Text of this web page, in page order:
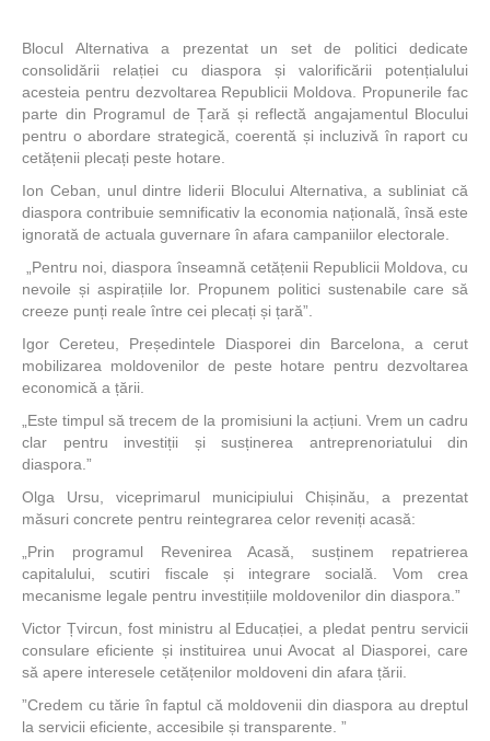
Blocul Alternativa a prezentat un set de politici dedicate
consolidării relației cu diaspora și valorificării potențialului
acesteia pentru dezvoltarea Republicii Moldova. Propunerile fac
parte din Programul de Țară și reflectă angajamentul Blocului
pentru o abordare strategică, coerentă și incluzivă în raport cu
cetățenii plecați peste hotare.
Ion Ceban, unul dintre liderii Blocului Alternativa, a subliniat că
diaspora contribuie semnificativ la economia națională, însă este
ignorată de actuala guvernare în afara campaniilor electorale.
„Pentru noi, diaspora înseamnă cetățenii Republicii Moldova, cu
nevoile și aspirațiile lor. Propunem politici sustenabile care să
creeze punți reale între cei plecați și țară”.
Igor Cereteu, Președintele Diasporei din Barcelona, a cerut
mobilizarea moldovenilor de peste hotare pentru dezvoltarea
economică a țării.
„Este timpul să trecem de la promisiuni la acțiuni. Vrem un cadru
clar pentru investiții și susținerea antreprenoriatului din
diaspora.”
Olga Ursu, viceprimarul municipiului Chișinău, a prezentat
măsuri concrete pentru reintegrarea celor reveniți acasă:
„Prin programul Revenirea Acasă, susținem repatrierea
capitalului, scutiri fiscale și integrare socială. Vom crea
mecanisme legale pentru investițiile moldovenilor din diaspora.”
Victor Țvircun, fost ministru al Educației, a pledat pentru servicii
consulare eficiente și instituirea unui Avocat al Diasporei, care
să apere interesele cetățenilor moldoveni din afara țării.
”Credem cu tărie în faptul că moldovenii din diaspora au dreptul
la servicii eficiente, accesibile și transparente. ”